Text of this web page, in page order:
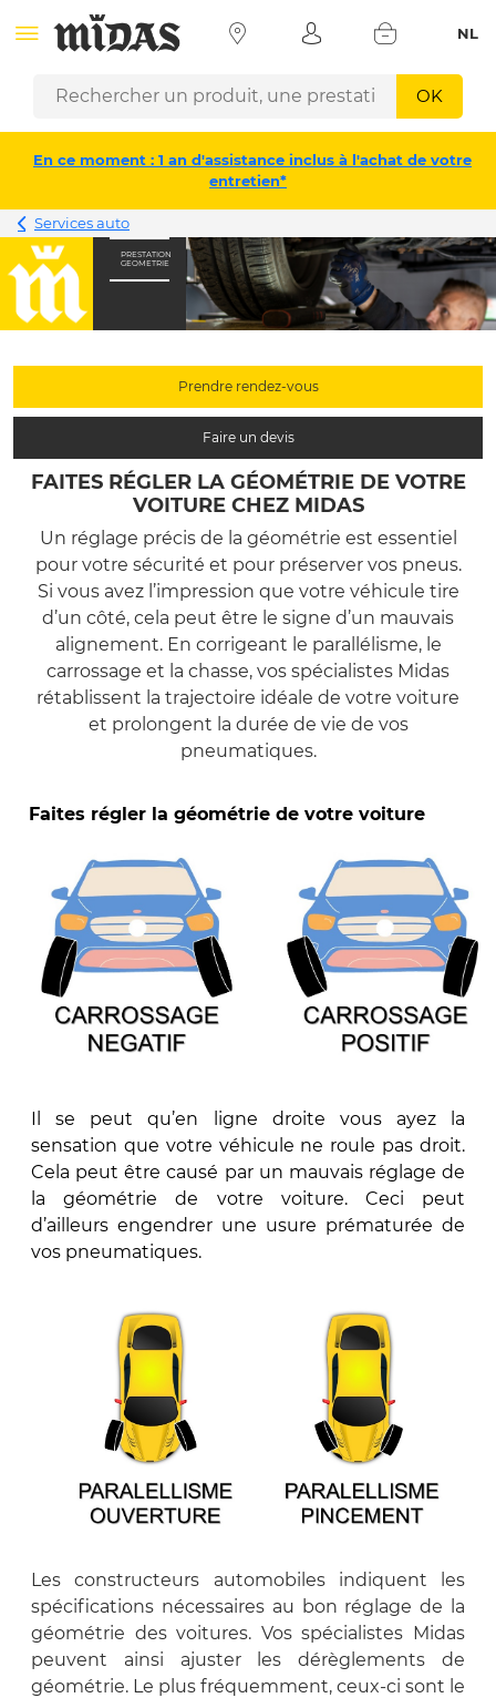
NL
OK
En ce moment : 1 an d'assistance inclus à l'achat de votre
entretien*
Services auto
PRESTATION
GEOMETRIE
FAITES RÉGLER LA GÉOMÉTRIE DE VOTRE
VOITURE CHEZ MIDAS
Un réglage précis de la géométrie est essentiel
pour votre sécurité et pour préserver vos pneus.
Si vous avez l’impression que votre véhicule tire
d’un côté, cela peut être le signe d’un mauvais
alignement. En corrigeant le parallélisme, le
carrossage et la chasse, vos spécialistes Midas
rétablissent la trajectoire idéale de votre voiture
et prolongent la durée de vie de vos
pneumatiques.
Faites régler la géométrie de votre voiture
Il se peut qu’en ligne droite vous ayez la
sensation que votre véhicule ne roule pas droit.
Cela peut être causé par un mauvais réglage de
la géométrie de votre voiture. Ceci peut
d’ailleurs engendrer une usure prématurée de
vos pneumatiques.
Les constructeurs automobiles indiquent les
spécifications nécessaires au bon réglage de la
géométrie des voitures. Vos spécialistes Midas
peuvent ainsi ajuster les dérèglements de
géométrie. Le plus fréquemment, ceux-ci sont le
Prendre rendez-vous
Faire un devis